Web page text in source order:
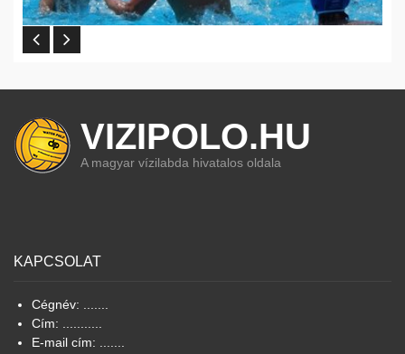
VIZIPOLO.HU
A magyar vízilabda hivatalos oldala
KAPCSOLAT
Cégnév: .......
Cím: ...........
E-mail cím: .......